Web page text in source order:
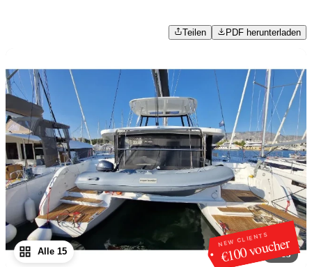
Teilen PDF herunterladen
NEW CLIENTS
€100 voucher
1/15
Alle 15